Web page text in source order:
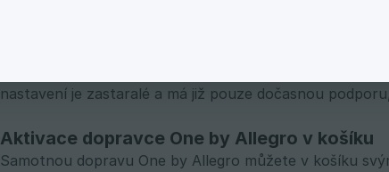
Služby WE|DO se změnila na One by Allegro. V
automatický export zásilek, můžete je zde vidět v
nastavení je zastaralé a má již pouze dočasnou
Aktivace dopravce One by Allegro v košíku
Samotnou dopravu One by Allegro můžete v košíku